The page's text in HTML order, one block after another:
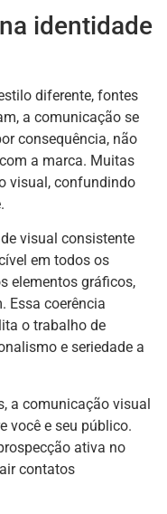
identidade
diferente, fontes
a comunicação se
consequência, não
a marca. Muitas
visual, confundindo
visual consistente
em todos os
elementos gráficos,
Essa coerência
o trabalho de
e seriedade a
a comunicação visual
você e seu público.
ativa no
contatos